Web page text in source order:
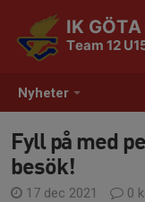
Nyheter
IK
Team 12
Fyll på med
besök!
17 dec 2021 0